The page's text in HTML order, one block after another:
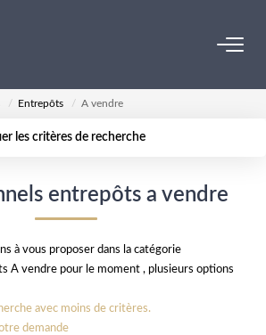
ACHETER
VENDRE
LOUER
ESTIMER
NOS SERVICES
Entrepôts A vendre
les critères de recherche
entrepôts a vendre
à vous proposer dans la catégorie
A vendre pour le moment , plusieurs options
avec moins de critères.
demande